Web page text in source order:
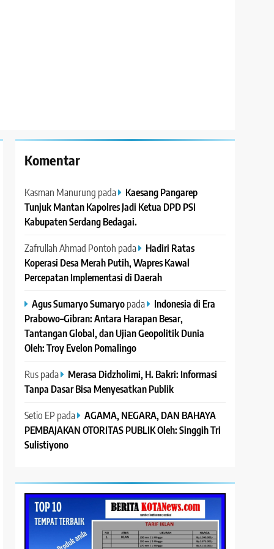
Komentar
Kasman Manurung pada Kaesang Pangarep
Tunjuk Mantan Kapolres Jadi Ketua DPD PSI
Kabupaten Serdang Bedagai. ‎ ‎
Zafrullah Ahmad Pontoh pada Hadiri Ratas
Koperasi Desa Merah Putih, Wapres Kawal
Percepatan Implementasi di Daerah
Agus Sumaryo Sumaryopada Indonesia di Era
Prabowo–Gibran: Antara Harapan Besar,
Tantangan Global, dan Ujian Geopolitik Dunia
Oleh: Troy Evelon Pomalingo
Ruspada Merasa Didzholimi, H. Bakri: Informasi
Tanpa Dasar Bisa Menyesatkan Publik
Setio EP pada AGAMA, NEGARA, DAN BAHAYA
PEMBAJAKAN OTORITAS PUBLIK Oleh: Singgih Tri
Sulistiyono